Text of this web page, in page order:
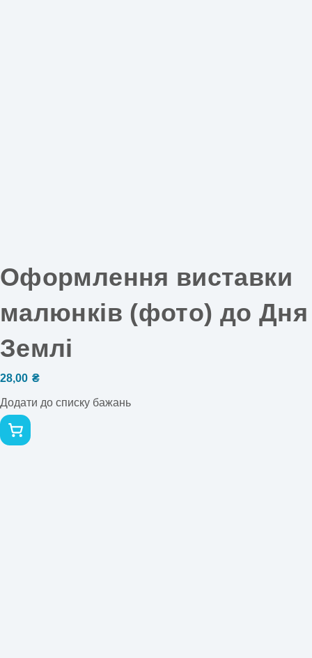
Оформлення виставки
малюнків (фото) до Дня
Землі
28,00 ₴
Додати до списку бажань